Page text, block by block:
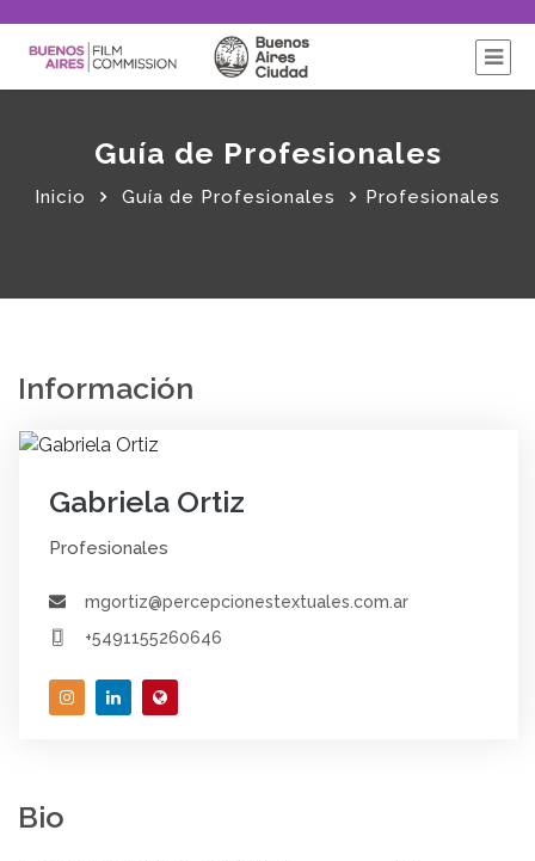
Guía de Profesionales
Inicio Guía de Profesionales Profesionales
Información
Gabriela Ortiz
Profesionales
mgortiz@percepcionestextuales.com.ar
+5491155260646
Bio